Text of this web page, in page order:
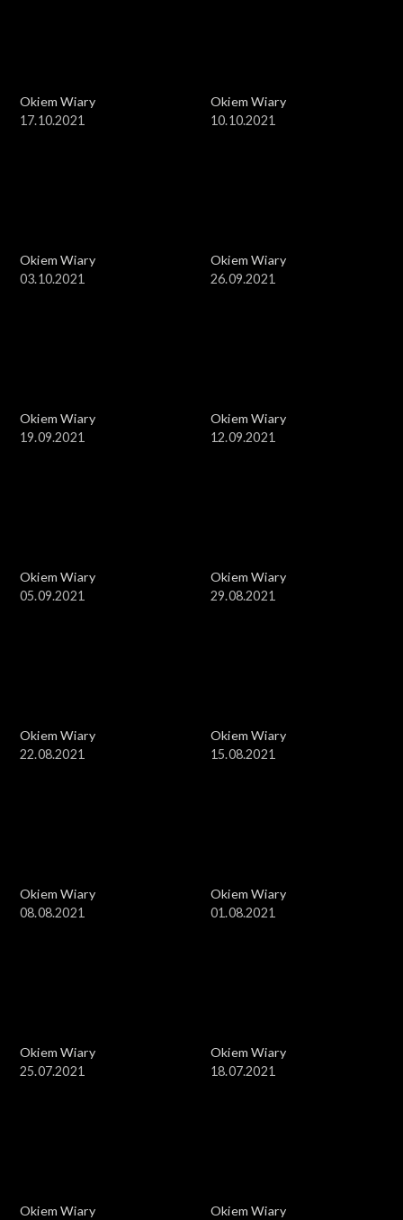
Okiem Wiary
17.10.2021
Okiem Wiary
10.10.2021
Okiem Wiary
03.10.2021
Okiem Wiary
26.09.2021
Okiem Wiary
19.09.2021
Okiem Wiary
12.09.2021
Okiem Wiary
05.09.2021
Okiem Wiary
29.08.2021
Okiem Wiary
22.08.2021
Okiem Wiary
15.08.2021
Okiem Wiary
08.08.2021
Okiem Wiary
01.08.2021
Okiem Wiary
25.07.2021
Okiem Wiary
18.07.2021
Okiem Wiary
Okiem Wiary